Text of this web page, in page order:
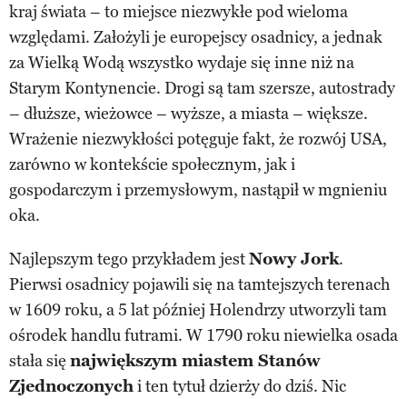
kraj świata – to miejsce niezwykłe pod wieloma
względami. Założyli je europejscy osadnicy, a jednak
za Wielką Wodą wszystko wydaje się inne niż na
Starym Kontynencie. Drogi są tam szersze, autostrady
– dłuższe, wieżowce – wyższe, a miasta – większe.
Wrażenie niezwykłości potęguje fakt, że rozwój USA,
zarówno w kontekście społecznym, jak i
gospodarczym i przemysłowym, nastąpił w mgnieniu
oka.
Najlepszym tego przykładem jestNowy Jork.
Pierwsi osadnicy pojawili się na tamtejszych terenach
w 1609 roku, a 5 lat później Holendrzy utworzyli tam
ośrodek handlu futrami. W 1790 roku niewielka osada
stała się największym miastem Stanów
Zjednoczonychi ten tytuł dzierży do dziś. Nic